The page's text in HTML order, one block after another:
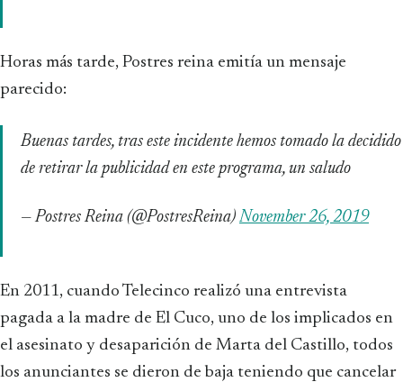
Horas más tarde, Postres reina emitía un mensaje
parecido:
Buenas tardes, tras este incidente hemos tomado la decidido
de retirar la publicidad en este programa, un saludo
— Postres Reina (@PostresReina) November 26, 2019
En 2011, cuando Telecinco realizó una entrevista
pagada a la madre de El Cuco, uno de los implicados en
el asesinato y desaparición de Marta del Castillo, todos
los anunciantes se dieron de baja teniendo que cancelar